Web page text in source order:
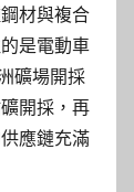
材與複合
是電動車
礦場開採
開採，再
應鏈充滿